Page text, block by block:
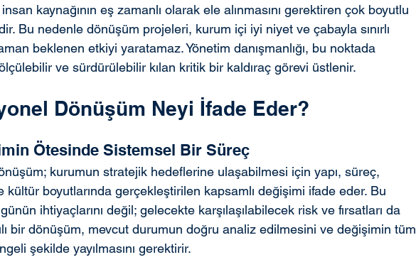
kaynağının eş zamanlı olarak ele alınmasını gerektiren çok boyutlu
Bu nedenle dönüşüm projeleri, kurum içi iyi niyet ve çabayla sınırlı
beklenen etkiyi yaratamaz. Yönetim danışmanlığı, bu noktada
ve sürdürülebilir kılan kritik bir kaldıraç görevi üstlenir.
Dönüşüm Neyi İfade Eder?
Ötesinde Sistemsel Bir Süreç
kurumun stratejik hedeflerine ulaşabilmesi için yapı, süreç,
kültür boyutlarında gerçekleştirilen kapsamlı değişimi ifade eder. Bu
ihtiyaçlarını değil; gelecekte karşılaşılabilecek risk ve fırsatları da
bir dönüşüm, mevcut durumun doğru analiz edilmesini ve değişimin tüm
şekilde yayılmasını gerektirir.